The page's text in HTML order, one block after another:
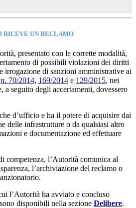
RICEVE UN RECLAMO
presentato con le corrette modalità,
di possibili violazioni dei diritti
irrogazione di sanzioni amministrative ai
n. 70/2014, 169/2014 e 129/2015, nei
a seguito degli accertamenti, dovessero
d’ufficio e ha il potere di acquisire dai
delle infrastrutture o da qualsiasi altro
e documentazione ed effettuare
competenza, l’Autorità comunica al
l’archiviazione del reclamo o
l’Autorità ha avviato e concluso
disponibili nella sezione Delibere.